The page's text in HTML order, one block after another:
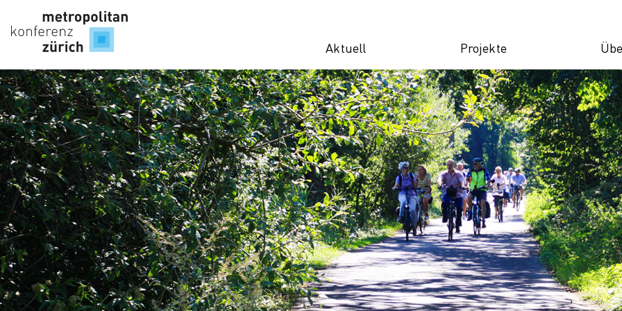
Aktuell
News
Veranstaltungen
Infoletter
Fachberichte
Projekte
Wirtschaft
Innovation-
Sandbox
Zukunft
Verteilnetz
SAT für KMU
Zukunft der Gas-
Infrastruktur
Digital
Innovation
Ecosystem